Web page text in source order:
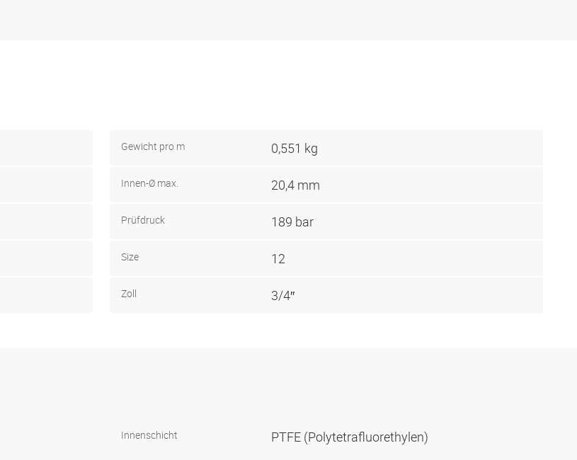
Gewicht pro m 0,551 kg
Innen-Ø max. 20,4 mm
Prüfdruck 189 bar
Size 12
Zoll 3/4″
Innenschicht PTFE (Polytetrafluorethylen)